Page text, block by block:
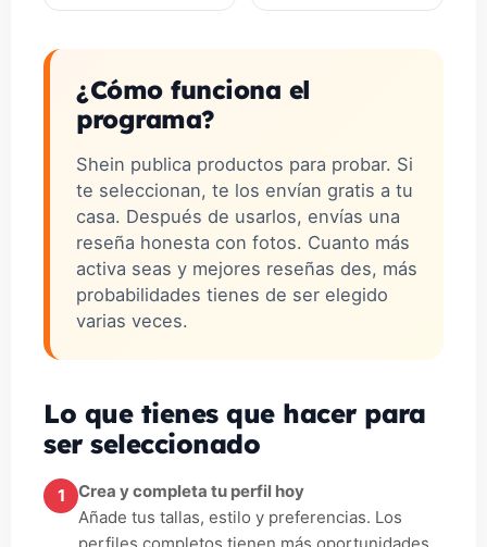
¿Cómo funciona el
programa?
Shein publica productos para probar. Si
te seleccionan, te los envían gratis a tu
casa. Después de usarlos, envías una
reseña honesta con fotos. Cuanto más
activa seas y mejores reseñas des, más
probabilidades tienes de ser elegido
varias veces.
Lo que tienes que hacer para
ser seleccionado
1
Crea y completa tu perfil hoy
Añade tus tallas, estilo y preferencias. Los